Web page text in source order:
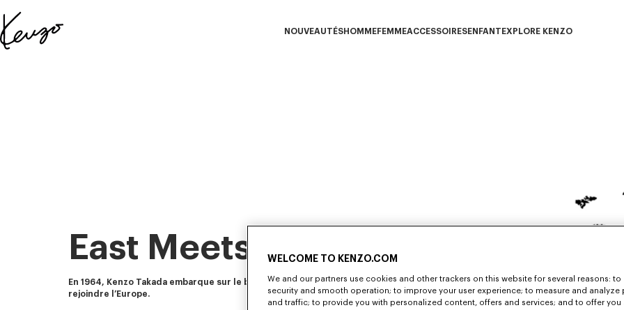
Site
NOUVEAUTÉSHOMMEFEMMEACCESSOIRESENFANT EXPLORE KENZO
East Meets West
En 1964, Kenzo Takada embarque sur le bateau "Le Cambodge" pour
rejoindre l’Europe.
WELCOME TO KENZO.COM
We and our partners use cookies and other trackers on this website for several reasons: to
security and smooth operation; to improve your user experience; to measure and analyze
and traffic; to provide you with personalized content, offers and services; and to offer you